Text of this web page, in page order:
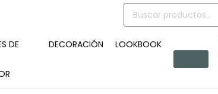
DE DECORACIÓN LOOKBOOK